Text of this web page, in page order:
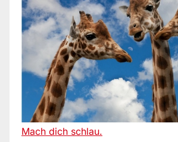
Mach dich schlau.